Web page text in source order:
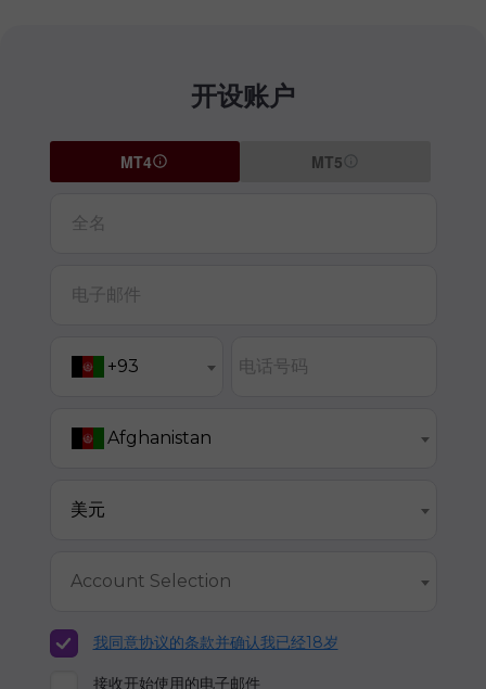
开设账户
MT4 MT5
全名
电子邮件
+93 电话号码
Afghanistan
美元
Account Selection
我同意协议的条款并确认我已经18岁
接收开始使用的电子邮件